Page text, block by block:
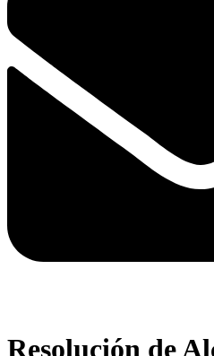
Resolución de